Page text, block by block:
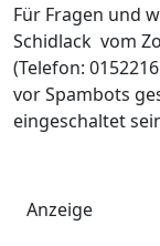
Für Fragen und
Schidlack vom
(Telefon:
vor Spambots
eingeschaltet
Anzeige